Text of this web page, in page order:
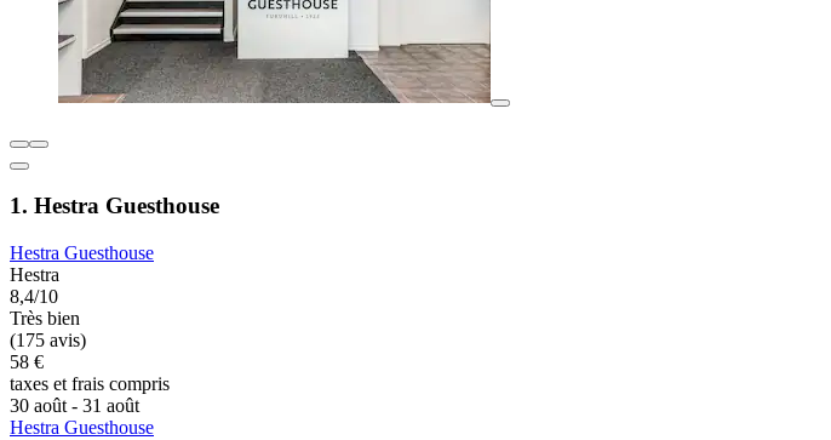
1. Hestra Guesthouse
Hestra Guesthouse
Hestra
8,4/10
Très bien
(175 avis)
58 €
taxes et frais compris
30 août - 31 août
Hestra Guesthouse